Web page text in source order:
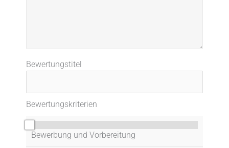
Bewertungstitel
Bewertungskriterien
Bewerbung und Vorbereitung